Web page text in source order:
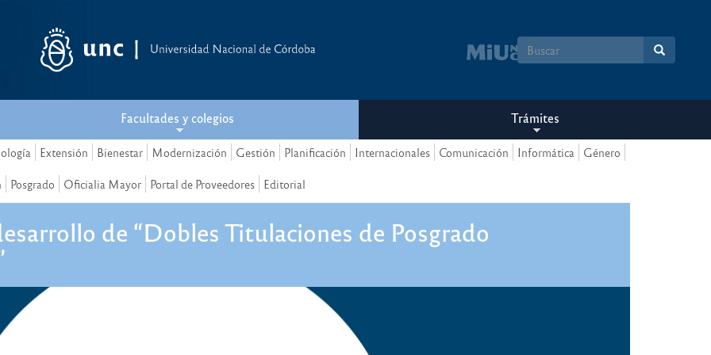
Formulario
búsqueda
Facultades y colegios Trámites
Extensión Bienestar Modernización Gestión Planificación Internacionales Comunicación Informática Género
Posgrado Oficialia Mayor Portal de Proveedores Editorial
de “Dobles Titulaciones de Posgrado